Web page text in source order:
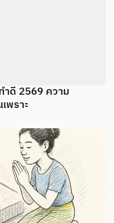
ำดี 2569 ความ
พราะ